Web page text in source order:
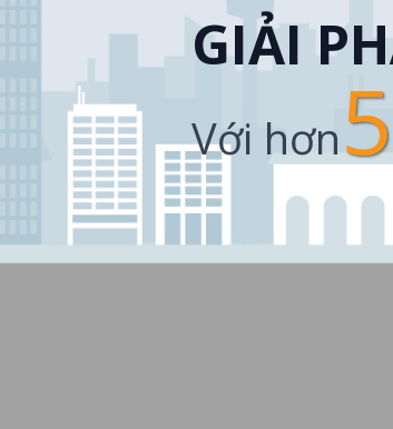
GIẢI
Với hơn